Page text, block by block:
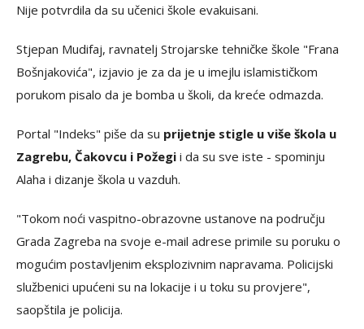
Nije potvrdila da su učenici škole evakuisani.
Stjepan Mudifaj, ravnatelj Strojarske tehničke škole "Frana
Bošnjakovića", izjavio je za da je u imejlu islamističkom
porukom pisalo da je bomba u školi, da kreće odmazda.
Portal "Indeks" piše da su prijetnje stigle u više škola u
Zagrebu, Čakovcu i Požegi i da su sve iste - spominju
Alaha i dizanje škola u vazduh.
"Tokom noći vaspitno-obrazovne ustanove na području
Grada Zagreba na svoje e-mail adrese primile su poruku o
mogućim postavljenim eksplozivnim napravama. Policijski
službenici upućeni su na lokacije i u toku su provjere",
saopštila je policija.